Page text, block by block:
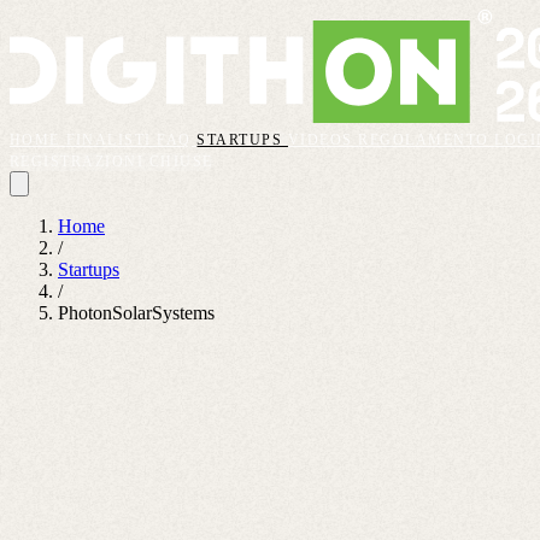
FAQSTARTUPS VIDEOS REGOLAMENTO
Home
/
Startups
/
PhotonSolarSystems